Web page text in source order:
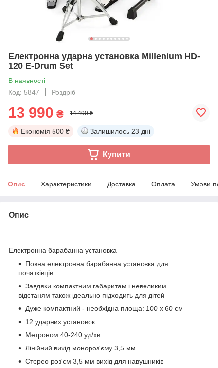
Електронна ударна установка Millenium HD-
120 E-Drum Set
В наявності
Код: 5847
Роздріб
13 990 ₴ 14 490 ₴
Економія 500 ₴ Залишилось 23 дні
Купити
Опис Характеристики Доставка Оплата Умови
Опис
Електронна барабанна установка
Повна електронна барабанна установка для
початківців
Завдяки компактним габаритам і невеликим
відстаням також ідеально підходить для дітей
Дуже компактний - необхідна площа: 100 x 60 см
12 ударних установок
Метроном 40-240 уд/хв
Лінійний вихід монороз'єму 3,5 мм
Стерео роз'єм 3,5 мм вихід для навушників